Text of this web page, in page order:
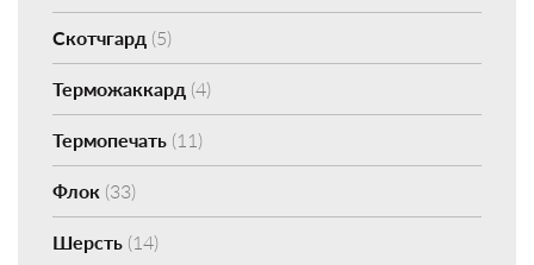
Скотчгард (5)
Терможаккард (4)
Термопечать (11)
Флок (33)
Шерсть (14)